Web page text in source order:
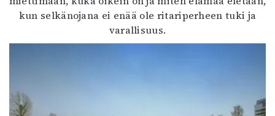
kun selkänojana ei enää ole ritariperheen tuki ja
varallisuus.